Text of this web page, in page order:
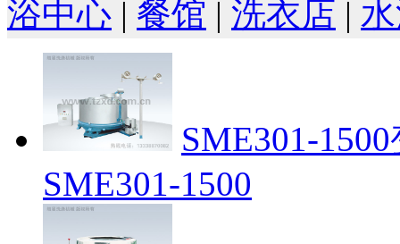
浴中心 | 餐馆 | 洗衣店 |
SME301-
SME301-1500